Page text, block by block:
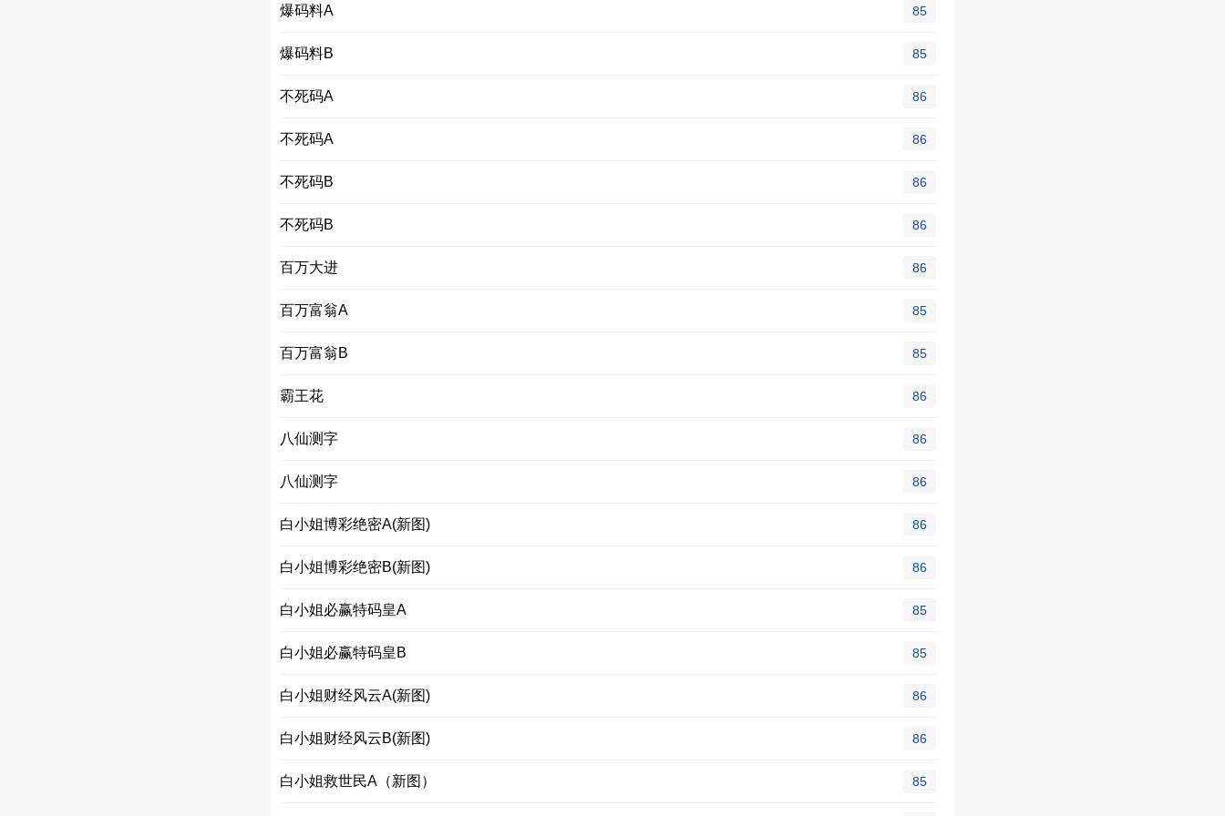
爆码料A 85
爆码料B 85
不死码A 86
不死码A 86
不死码B 86
不死码B 86
百万大进 86
百万富翁A 85
百万富翁B 85
霸王花 86
八仙测字 86
八仙测字 86
白小姐博彩绝密A(新图) 86
白小姐博彩绝密B(新图) 86
白小姐必赢特码皇A 85
白小姐必赢特码皇B 85
白小姐财经风云A(新图) 86
白小姐财经风云B(新图) 86
白小姐救世民A（新图） 85